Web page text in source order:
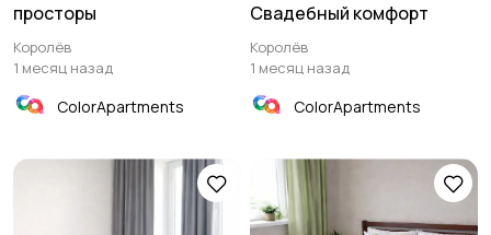
просторы
Королёв
1 месяц назад
ColorApartments
Свадебный комфорт
Королёв
1 месяц назад
ColorApartments